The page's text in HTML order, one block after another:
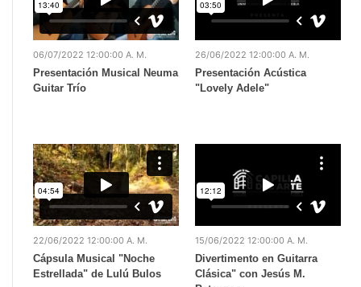
06/07/2022 12:00:00 A. M.
Presentación Musical Neuma
Guitar Trío
26/06/2022 12:00:00 A. M.
Presentación Acústica
"Lovely Adele"
22/06/2022 12:00:00 A. M.
Cápsula Musical "Noche
Estrellada" de Lulú Bulos
15/06/2022 12:00:00 A. M.
Divertimento en Guitarra
Clásica" con Jesús M.